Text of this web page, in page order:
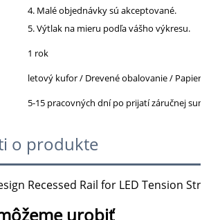
4. Malé objednávky sú akceptované.
5. Výtlak na mieru podľa vášho výkresu.
1 rok
letový kufor / Drevené obalovanie /
5-15 pracovných dní po prijatí záručnej sumy
o produkte
urobiť